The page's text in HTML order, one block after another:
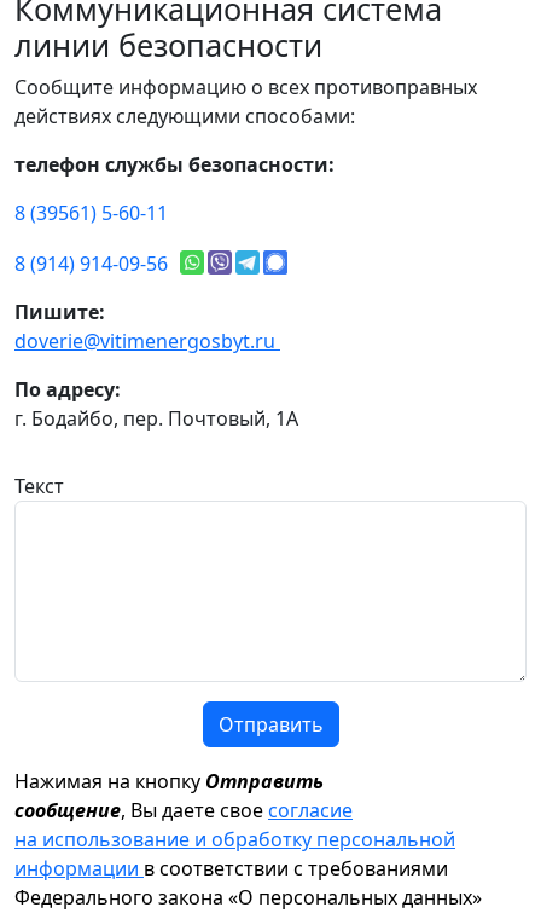
Коммуникационная система
линии безопасности
Сообщите информацию о всех противоправных
действиях следующими способами:
телефон службы безопасности:
8 (39561) 5-60-11
8 (914) 914-09-56
Пишите:
doverie@vitimenergosbyt.ru
По адресу:
г. Бодайбо, пер. Почтовый, 1А
Текст
Отправить
Нажимая на кнопку Отправить
сообщение, Вы даете своесогласие
на использование и обработку персональной
информации в соответствии с требованиями
Федерального закона «О персональных данных»